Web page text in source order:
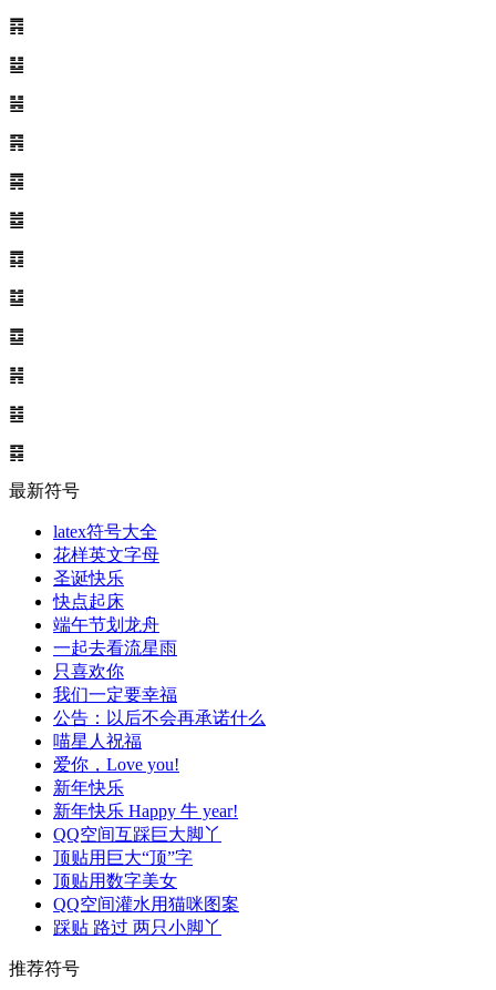
䷴
䷵
䷶
䷷
䷸
䷹
䷺
䷻
䷼
䷽
䷾
䷿
最新符号
latex符号大全
花样英文字母
圣诞快乐
快点起床
端午节划龙舟
一起去看流星雨
只喜欢你
我们一定要幸福
公告：以后不会再承诺什么
喵星人祝福
爱你，Love you!
新年快乐
新年快乐 Happy 牛 year!
QQ空间互踩巨大脚丫
顶贴用巨大“顶”字
顶贴用数字美女
QQ空间灌水用猫咪图案
踩贴 路过 两只小脚丫
推荐符号